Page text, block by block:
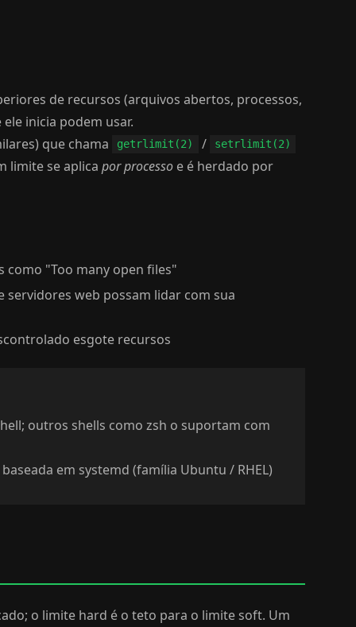
de recursos (arquivos abertos, processos,
inicia podem usar.
que chama
getrlimit(2) / setrlimit(2)
limite se aplica por processo e é herdado por
"Too many open files"
web possam lidar com sua
esgote recursos
outros shells como zsh o suportam com
em systemd (família Ubuntu / RHEL)
o limite hard é o teto para o limite soft. Um